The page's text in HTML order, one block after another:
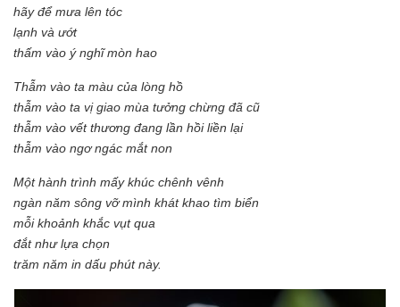
hãy để mưa lên tóc
lạnh và ướt
thấm vào ý nghĩ mòn hao
Thẫm vào ta màu của lòng hồ
thẫm vào ta vị giao mùa tưởng chừng đã cũ
thẫm vào vết thương đang lần hồi liền lại
thẫm vào ngơ ngác mắt non
Một hành trình mấy khúc chênh vênh
ngàn năm sông vỡ mình khát khao tìm biển
mỗi khoảnh khắc vụt qua
đắt như lựa chọn
trăm năm in dấu phút này.